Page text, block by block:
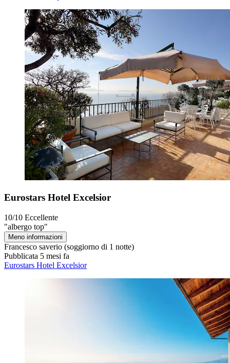
Eurostars Hotel Excelsior
10/10 Eccellente
"albergo top"
Meno informazioni
Francesco saverio (soggiorno di 1 notte)
Pubblicata 5 mesi fa
Eurostars Hotel Excelsior